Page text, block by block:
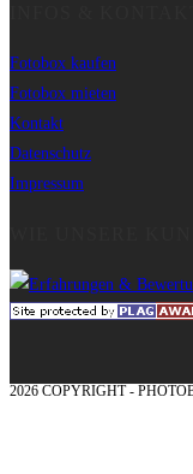
Fotobox kaufen
Fotobox mieten
Kontakt
Datenschutz
Impressum
2026 COPYRIGHT -